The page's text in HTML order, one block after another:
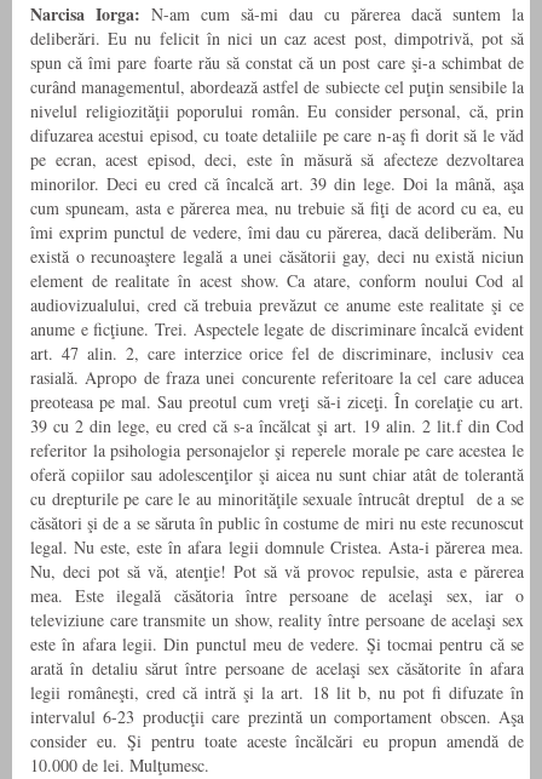
Narcisa Iorga: N-am cum să-mi dau cu părerea dacă suntem la
deliberări. Eu nu felicit în nici un caz acest post, dimpotrivă, pot să
spun că îmi pare foarte rău să constat că un post care şi-a schimbat de
curând managementul, abordează astfel de subiecte cel puţin sensibile la
nivelul religiozităţii poporului român. Eu consider personal, că, prin
difuzarea acestui episod, cu toate detaliile pe care n-aş fi dorit să le văd
pe ecran, acest episod, deci, este în măsură să afecteze dezvoltarea
minorilor. Deci eu cred că încalcă art. 39 din lege. Doi la mână, aşa
cum spuneam, asta e părerea mea, nu trebuie să fiţi de acord cu ea, eu
îmi exprim punctul de vedere, îmi dau cu părerea, dacă deliberăm. Nu
există o recunoaştere legală a unei căsătorii gay, deci nu există niciun
element de realitate în acest show. Ca atare, conform noului Cod al
audiovizualului, cred că trebuia prevăzut ce anume este realitate şi ce
anume e ficţiune. Trei. Aspectele legate de discriminare încalcă evident
art. 47 alin. 2, care interzice orice fel de discriminare, inclusiv cea
rasială. Apropo de fraza unei concurente referitoare la cel care aducea
preoteasa pe mal. Sau preotul cum vreţi să-i ziceţi. În corelaţie cu art.
39 cu 2 din lege, eu cred că s-a încălcat şi art. 19 alin. 2 lit.f din Cod
referitor la psihologia personajelor şi reperele morale pe care acestea le
oferă copiilor sau adolescenţilor şi aicea nu sunt chiar atât de tolerantă
cu drepturile pe care le au minorităţile sexuale întrucât dreptul de a se
căsători şi de a se săruta în public în costume de miri nu este recunoscut
legal. Nu este, este în afara legii domnule Cristea. Asta-i părerea mea.
Nu, deci pot să vă, atenţie! Pot să vă provoc repulsie, asta e părerea
mea. Este ilegală căsătoria între persoane de acelaşi sex, iar o
televiziune care transmite un show, reality între persoane de acelaşi sex
este în afara legii. Din punctul meu de vedere. Şi tocmai pentru că se
arată în detaliu sărut între persoane de acelaşi sex căsătorite în afara
legii româneşti, cred că intră şi la art. 18 lit b, nu pot fi difuzate în
intervalul 6-23 producţii care prezintă un comportament obscen. Aşa
consider eu. Şi pentru toate aceste încălcări eu propun amendă de
10.000 de lei. Mulţumesc.